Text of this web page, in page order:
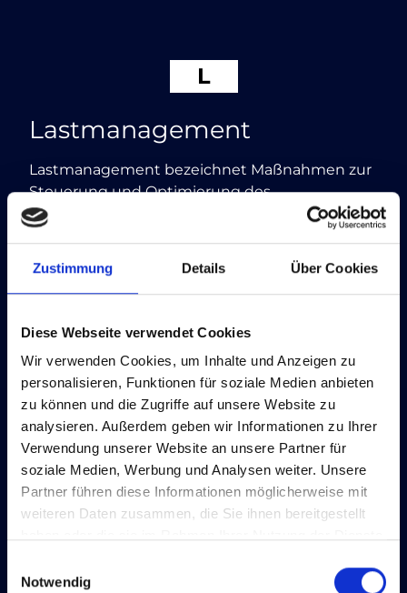
Zustimmung Details Über Cookies
Diese Webseite verwendet Cookies
Wir verwenden Cookies, um Inhalte und Anzeigen zu
personalisieren, Funktionen für soziale Medien anbieten
zu können und die Zugriffe auf unsere Website zu
analysieren. Außerdem geben wir Informationen zu Ihrer
Verwendung unserer Website an unsere Partner für
soziale Medien, Werbung und Analysen weiter. Unsere
Partner führen diese Informationen möglicherweise mit
weiteren Daten zusammen, die Sie ihnen bereitgestellt
Notwendig
L
Lastmanagement
Lastmanagement bezeichnet Maßnahmen zur
Steuerung und Optimierung des
Stromverbrauchs mit dem Ziel, die
Effizienz des Energiesystems zu verbessern. Im
Zuge der Energiewende und der damit
verbundenen Herausforderungen für die
der Ebene der Ortsnetzstationen (ON-
Stationen).
Durch die Digitalisierung und den Einsatz
intelligenter Messsysteme in ON-Stationen
erhalten Netzbetreiber wertvolle Daten über
den Zustand ihrer Netze. Dies ermöglicht eine
bedarfsgerechte Netzplanung, eine schnellere